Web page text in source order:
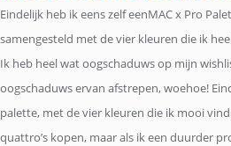
Eindelijk heb ik eens zelf eenMAC x Pro
samengesteld met de vier kleuren die ik
Ik heb heel wat oogschaduws op mijn
oogschaduws ervan afstrepen, woehoe!
palette, met de vier kleuren die ik mooi
quattro’s kopen, maar als ik een duurder